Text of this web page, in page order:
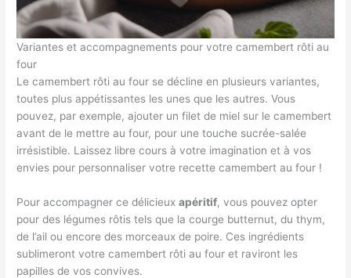
Variantes et accompagnements pour votre camembert rôti au
four
Le camembert rôti au four se décline en plusieurs variantes,
toutes plus appétissantes les unes que les autres. Vous
pouvez, par exemple, ajouter un filet de miel sur le camembert
avant de le mettre au four, pour une touche sucrée-salée
irrésistible. Laissez libre cours à votre imagination et à vos
envies pour personnaliser votre recette camembert au four !
Pour accompagner ce délicieuxapéritif, vous pouvez opter
pour des légumes rôtis tels que la courge butternut, du thym,
de l’ail ou encore des morceaux de poire. Ces ingrédients
sublimeront votre camembert rôti au four et raviront les
papilles de vos convives.